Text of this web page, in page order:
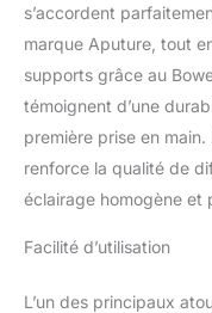
s’accordent
marque Aputure, tout
supports grâce au
témoignent d’une
première prise en
renforce la qualité de
éclairage homogène et
Facilité d’utilisation
L’un des principaux